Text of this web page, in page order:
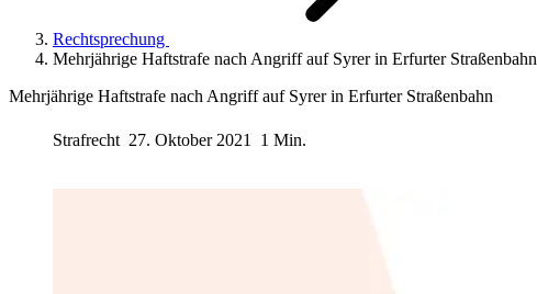
Rechtsprechung
Mehrjährige Haftstrafe nach Angriff auf Syrer in Erfurter Straßenbahn
Mehrjährige Haftstrafe nach Angriff auf Syrer in Erfurter Straßenbahn
Strafrecht 27. Oktober 2021 1 Min.